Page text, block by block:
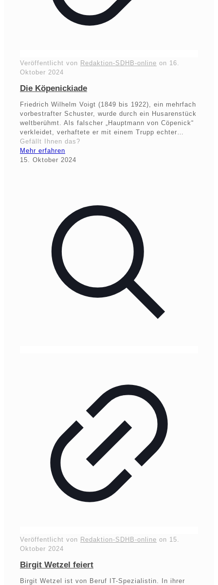
Veröffentlicht von Redaktion-SDHB-online on 16.
Oktober 2024
Die Köpenickiade
Friedrich Wilhelm Voigt (1849 bis 1922), ein mehrfach
vorbestrafter Schuster, wurde durch ein Husarenstück
weltberühmt. Als falscher „Hauptmann von Cöpenick“
verkleidet, verhaftete er mit einem Trupp echter…
Gefällt Ihnen das?
Mehr erfahren
15. Oktober 2024
Veröffentlicht von Redaktion-SDHB-online on 15.
Oktober 2024
Birgit Wetzel feiert
Birgit Wetzel ist von Beruf IT-Spezialistin. In ihrer